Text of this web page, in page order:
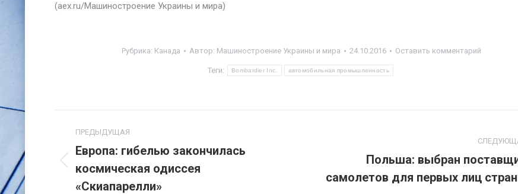
(aex.ru/Машиностроение Украины и мира)
Рубрика: Канада Автор: Машиностроение Украины и мира 24.10.2016 Оставить комментарий
Теги: Bombardier Inc. автомобильная промышленность
по
записям
ПРЕДЫДУЩАЯ
Предыдущая
запись:
Европа: гибелью закончилась
космическая одиссея
«Скиапарелли»
Следующая
запись:
Польша: выбран
самолетов для первых лиц